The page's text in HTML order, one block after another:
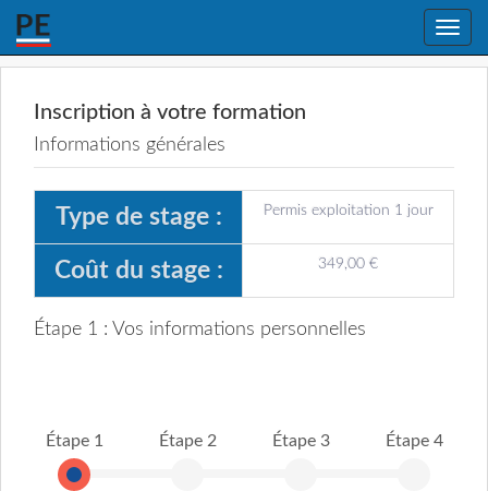
Toggle
Inscription à votre formation
Informations générales
Type de stage : Permis exploitation 1 jour
Coût du stage : 349,00 €
Étape 1 : Vos informations personnelles
Étape 1 Étape 2 Étape 3 Étape 4